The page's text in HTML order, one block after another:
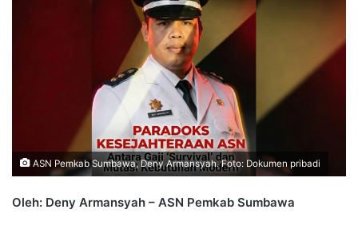
ASN Pemkab Sumbawa, Deny Armansyah. Foto: Dokumen pribadi
Oleh: Deny Armansyah – ASN Pemkab Sumbawa